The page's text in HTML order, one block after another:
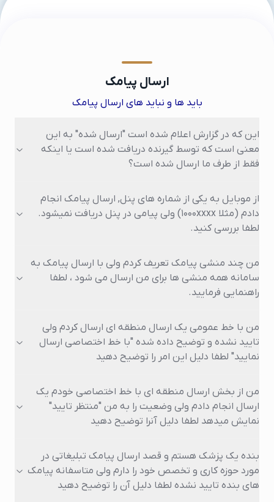
ارسال پیامک
باید ها و نباید های ارسال پیامک
این که در گزارش اعلام شده است "ارسال شده" به این
معنی است که توسط گیرنده دریافت شده است یا اینکه
فقط از طرف ما ارسال شده است؟
از موبایل به یکی از شماره های پنل, ارسال پیامک انجام
دادم (مثلا 1000xxxx) ولی پیامی در پنل دریافت نمیشود.
لطفا بررسی کنید.
من چند منشی پیامک تعریف کردم ولی با ارسال پیامک به
سامانه همه منشی ها برای من ارسال می شود ، لطفا
راهنمایی فرمایید.
من با خط عمومی یک ارسال منطقه ای ارسال کردم ولی
تایید نشده و توضیح داده شده "با خط اختصاصی ارسال
نمایید" لطفا دلیل این امر را توضیح دهید
من از بخش ارسال منطقه ای با خط اختصاصی خودم یک
ارسال انجام دادم ولی وضعیت را به من "منتظر تایید"
نمایش میدهد لطفا دلیل آنرا توضیح دهید
بنده یک پزشک هستم و قصد ارسال پیامک تبلیغاتی در
مورد حوزه کاری و تخصص خود را دارم ولی متاسفانه پیامک
های بنده تایید نشده لطفا دلیل آن را توضیح دهید